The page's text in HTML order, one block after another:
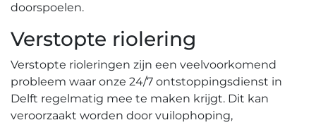
doorspoelen.​
Verstopte riolering
Verstopte rioleringen zijn een veelvoorkomend
probleem waar onze 24/7 ontstoppingsdienst in
Delft regelmatig mee te maken krijgt.​ Dit kan
veroorzaakt worden door vuilophoping,